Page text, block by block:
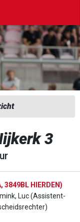
3
HIERDEN)
Luc (Assistent-